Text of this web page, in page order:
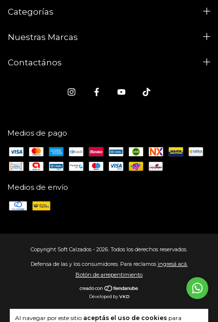
Al navegar por este sitio aceptás el uso de cookies para
Categorías
Nuestras Marcas
Contactános
Medios de pago
Medios de envío
Copyright Soft Calzados - 2026. Todos los derechos reservados.
Defensa de las y los consumidores. Para reclamos ingresá acá.
Botón de arrepentimiento
Developed byVKD